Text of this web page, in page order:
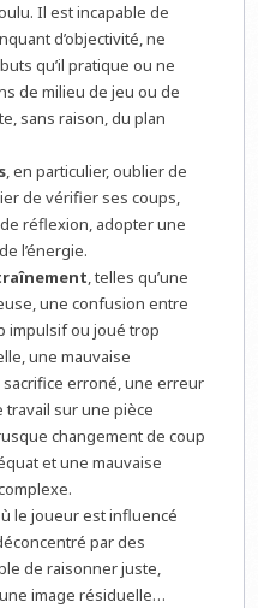
Il est incapable de
d’objectivité, ne
qu’il pratique ou ne
de milieu de jeu ou de
sans raison, du plan
, en particulier, oublier de
de vérifier ses coups,
réflexion, adopter une
l’énergie.
, telles qu’une
une confusion entre
impulsif ou joué trop
une mauvaise
erroné, une erreur
sur une pièce
changement de coup
et une mauvaise
le joueur est influencé
par des
de raisonner juste,
image résiduelle…